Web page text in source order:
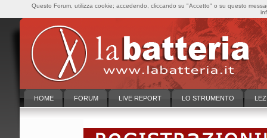
HOME FORUM LIVE REPORT LO STRUMENTO
Questo Forum, utilizza cookie; accedendo, cliccando su "Accetto" o su questo